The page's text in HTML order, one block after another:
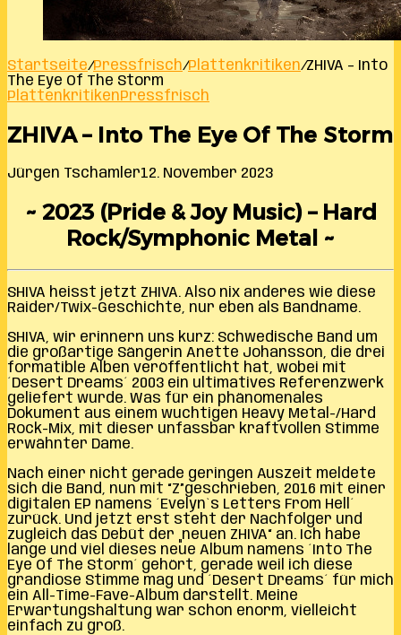
Startseite/Pressfrisch/Plattenkritiken/ZHIVA – Into
The Eye Of The Storm
PlattenkritikenPressfrisch
ZHIVA – Into The Eye Of The Storm
Jürgen Tschamler12. November 2023
~ 2023 (Pride & Joy Music) – Hard
Rock/Symphonic Metal ~
SHIVA heisst jetzt ZHIVA. Also nix anderes wie diese
Raider/Twix-Geschichte, nur eben als Bandname.
SHIVA, wir erinnern uns kurz: Schwedische Band um
die großartige Sängerin Anette Johansson, die drei
formatible Alben veröffentlicht hat, wobei mit
´Desert Dreams´ 2003 ein ultimatives Referenzwerk
geliefert wurde. Was für ein phänomenales
Dokument aus einem wuchtigen Heavy Metal-/Hard
Rock-Mix, mit dieser unfassbar kraftvollen Stimme
erwähnter Dame.
Nach einer nicht gerade geringen Auszeit meldete
sich die Band, nun mit “Z”geschrieben, 2016 mit einer
digitalen EP namens ´Evelyn`s Letters From Hell´
zurück. Und jetzt erst steht der Nachfolger und
zugleich das Debüt der „neuen ZHIVA“ an. Ich habe
lange und viel dieses neue Album namens ´Into The
Eye Of The Storm´ gehört, gerade weil ich diese
grandiose Stimme mag und ´Desert Dreams´ für mich
ein All-Time-Fave-Album darstellt. Meine
Erwartungshaltung war schon enorm, vielleicht
einfach zu groß.